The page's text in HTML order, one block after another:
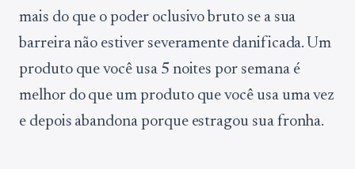
mais do que o poder oclusivo bruto se a sua
barreira não estiver severamente danificada. Um
produto que você usa 5 noites por semana é
melhor do que um produto que você usa uma vez
e depois abandona porque estragou sua fronha.